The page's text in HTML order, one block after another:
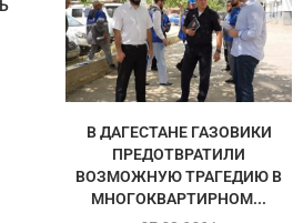
В ДАГЕСТАНЕ ГАЗОВИКИ
ПРЕДОТВРАТИЛИ
ВОЗМОЖНУЮ ТРАГЕДИЮ В
МНОГОКВАРТИРНОМ...